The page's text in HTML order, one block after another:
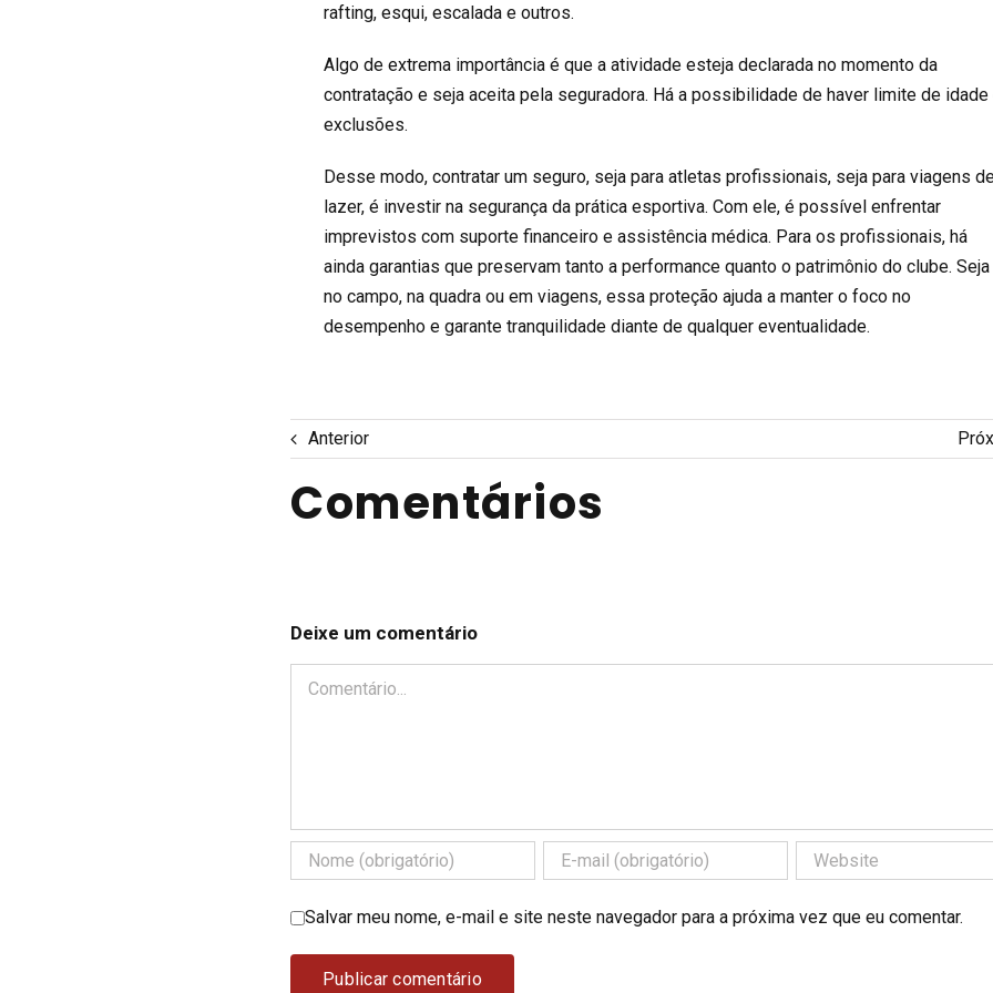
rafting, esqui, escalada e outros.
Algo de extrema importância é que a atividade esteja declarada nomomento da
contratação e seja aceita pela seguradora. Há a possibilidade de haver limite de idade
exclusões.
Desse modo, contratar um seguro, seja para atletas profissionais, seja para viagens
lazer, é investir na segurança da prática esportiva. Com ele, é possível enfrentar
imprevistos com suporte financeiro e assistência médica. Para os profissionais, há
ainda garantias que preservam tanto a performance quanto o patrimônio do clube. Seja
no campo, na quadra ou em viagens, essa proteção ajuda a manter o foco no
desempenho e garante tranquilidade diante de qualquer eventualidade.
Anterior
Comentários
Deixe um comentário
Comentário
Salvar meu nome, e-mail e site neste navegador para a próxima vez que eu comentar.